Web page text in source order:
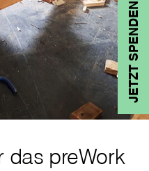
JETZT SPENDEN
das preWork